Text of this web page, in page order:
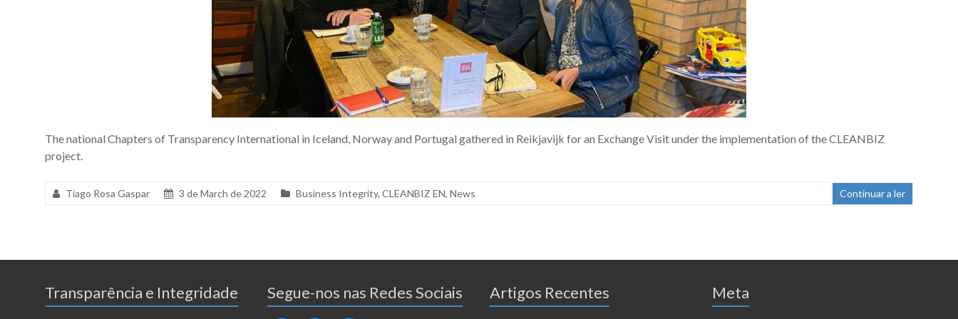
The national Chapters of Transparency International in Iceland, Norway and Portugal gathered in Reikjavijk for an Exchange Visit under the implementation of the CLEANBIZ
project.
Tiago Rosa Gaspar 3 de March de 2022 Business Integrity, CLEANBIZ EN, News Continuar a ler
Transparência e Integridade Segue-nos nas Redes Sociais Artigos Recentes Meta